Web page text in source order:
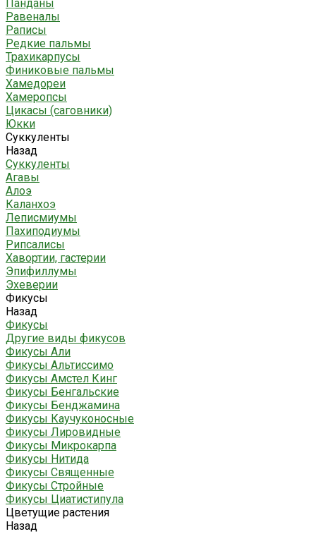
Панданы
Равеналы
Раписы
Редкие пальмы
Трахикарпусы
Финиковые пальмы
Хамедореи
Хамеропсы
Цикасы (саговники)
Юкки
Суккуленты
Назад
Суккуленты
Агавы
Алоэ
Каланхоэ
Леписмиумы
Пахиподиумы
Рипсалисы
Хавортии, гастерии
Эпифиллумы
Эхеверии
Фикусы
Назад
Фикусы
Другие виды фикусов
Фикусы Али
Фикусы Альтиссимо
Фикусы Амстел Кинг
Фикусы Бенгальские
Фикусы Бенджамина
Фикусы Каучуконосные
Фикусы Лировидные
Фикусы Микрокарпа
Фикусы Нитида
Фикусы Священные
Фикусы Стройные
Фикусы Циатистипула
Цветущие растения
Назад